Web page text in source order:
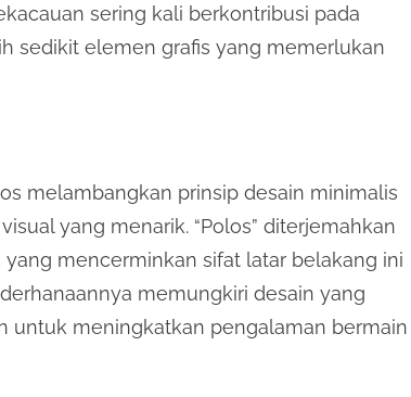
sering kali berkontribusi pada
sedikit elemen grafis yang memerlukan
melambangkan prinsip desain minimalis
yang menarik. “Polos” diterjemahkan
yang mencerminkan sifat latar belakang ini
memungkiri desain yang
untuk meningkatkan pengalaman bermain